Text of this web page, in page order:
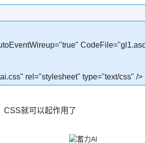
rel="stylesheet" type="text/css" />
CSS就可以起作用了